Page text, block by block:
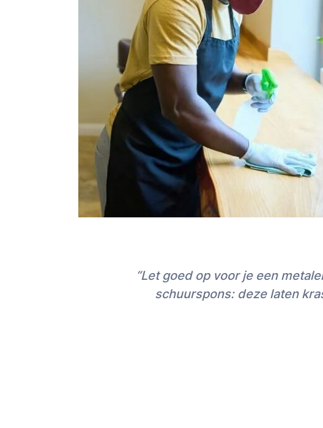
“Let goed op voor je een
schuurspons: deze laten